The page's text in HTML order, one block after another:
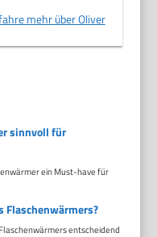
mehr über Oliver
sinnvoll für
ein Must-have für
Flaschenwärmers?
entscheidend